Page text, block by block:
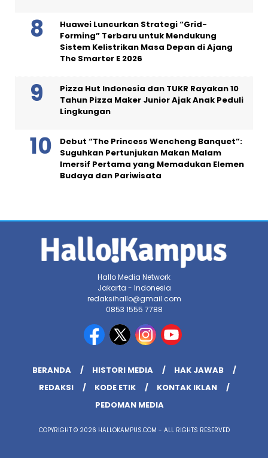
Huawei Luncurkan Strategi “Grid-
Forming” Terbaru untuk Mendukung
Sistem Kelistrikan Masa Depan di Ajang
The Smarter E 2026
Pizza Hut Indonesia dan TUKR Rayakan 10
Tahun Pizza Maker Junior Ajak Anak Peduli
Lingkungan
Debut “The Princess Wencheng Banquet”:
Suguhkan Pertunjukan Makan Malam
Imersif Pertama yang Memadukan Elemen
Budaya dan Pariwisata
Hallo Media Network
Jakarta - Indonesia
redaksihallo@gmail.com
0853 1555 7788
BERANDA HISTORI MEDIA
HAK JAWAB
REDAKSI
KODE ETIK
KONTAK IKLAN
PEDOMAN MEDIA
COPYRIGHT © 2026 HALLOKAMPUS.COM - ALL RIGHTS RESERVED